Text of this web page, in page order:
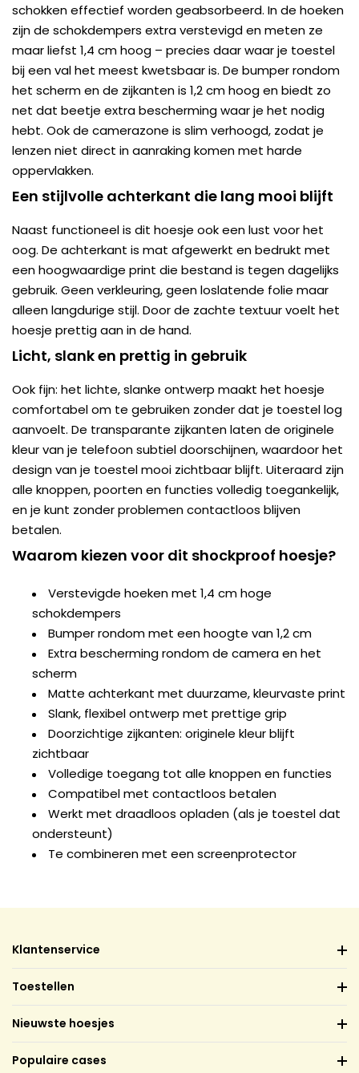
schokken effectief worden geabsorbeerd. In de hoeken
zijn de schokdempers extra verstevigd en meten ze
maar liefst 1,4 cm hoog – precies daar waar je toestel
bij een val het meest kwetsbaar is. De bumper rondom
het scherm en de zijkanten is 1,2 cm hoog en biedt zo
net dat beetje extra bescherming waar je het nodig
hebt. Ook de camerazone is slim verhoogd, zodat je
lenzen niet direct in aanraking komen met harde
oppervlakken.
Een stijlvolle achterkant die lang mooi blijft
Naast functioneel is dit hoesje ook een lust voor het
oog. De achterkant is mat afgewerkt en bedrukt met
een hoogwaardige print die bestand is tegen dagelijks
gebruik. Geen verkleuring, geen loslatende folie maar
alleen langdurige stijl. Door de zachte textuur voelt het
hoesje prettig aan in de hand.
Licht, slank en prettig in gebruik
Ook fijn: het lichte, slanke ontwerp maakt het hoesje
comfortabel om te gebruiken zonder dat je toestel log
aanvoelt. De transparante zijkanten laten de originele
kleur van je telefoon subtiel doorschijnen, waardoor het
design van je toestel mooi zichtbaar blijft. Uiteraard zijn
alle knoppen, poorten en functies volledig toegankelijk,
en je kunt zonder problemen contactloos blijven
betalen.
Waarom kiezen voor dit shockproof hoesje?
Verstevigde hoeken met 1,4 cm hoge
schokdempers
Bumper rondom met een hoogte van 1,2 cm
Extra bescherming rondom de camera en het
scherm
Matte achterkant met duurzame, kleurvaste print
Slank, flexibel ontwerp met prettige grip
Doorzichtige zijkanten: originele kleur blijft
zichtbaar
Volledige toegang tot alle knoppen en functies
Compatibel met contactloos betalen
Werkt met draadloos opladen (als je toestel dat
ondersteunt)
Te combineren met een screenprotector
Klantenservice
Toestellen
Nieuwste hoesjes
Populaire cases